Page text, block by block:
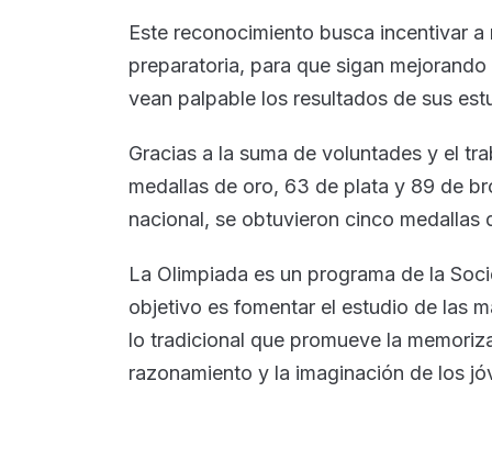
Este reconocimiento busca incentivar
preparatoria, para que sigan
vean palpable los resultados de sus
Gracias a la suma de voluntades y el
medallas de oro, 63 de plata y 89 de
nacional, se obtuvieron cinco
La Olimpiada es un programa de la
objetivo es fomentar el estudio de las
lo tradicional que promueve la
razonamiento y la imaginación de los